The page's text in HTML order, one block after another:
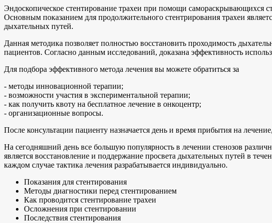
Эндоскопическое стентирование трахеи при помощи самораскрывающихся
Основным показанием для продолжительного стентрирования трахеи
дыхательных путей.
Данная методика позволяет полностью восстановить проходимость
пациентов. Согласно данным исследований, доказана эффективность
Для подбора эффективного метода лечения вы можете обратиться за
- методы инновационной терапии;
- возможности участия в экспериментальной терапии;
- как получить квоту на бесплатное лечение в онкоцентр;
- организационные вопросы.
После консультации пациенту назначается день и время прибытия на
На сегодняшний день все большую популярность в лечении стенозов
является восстановление и поддержание просвета дыхательных путей в
каждом случае тактика лечения разрабатывается индивидуально.
Показания для стентирования
Методы диагностики перед стентированием
Как проводится стентирование трахеи
Осложнения при стентировании
Последствия стентирования